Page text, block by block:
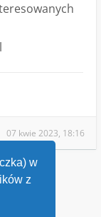
w
z
07 kwie 2023, 18:16